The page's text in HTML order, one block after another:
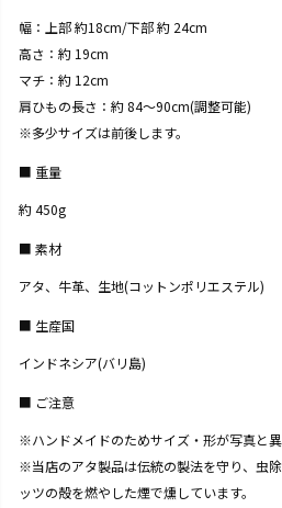
幅：上部 約18cm/下部 約 24cm
高さ：約 19cm
マチ：約 12cm
肩ひもの長さ：約 84～90cm(調整可能)
※多少サイズは前後します。
重量
約 450g
素材
アタ、牛革、生地(コットンポリエステル)
生産国
インドネシア(バリ島)
ご注意
※ハンドメイドのためサイズ・形が写真と異
※当店のアタ製品は伝統の製法を守り、虫
ッツの殻を燃やした煙で燻しています。